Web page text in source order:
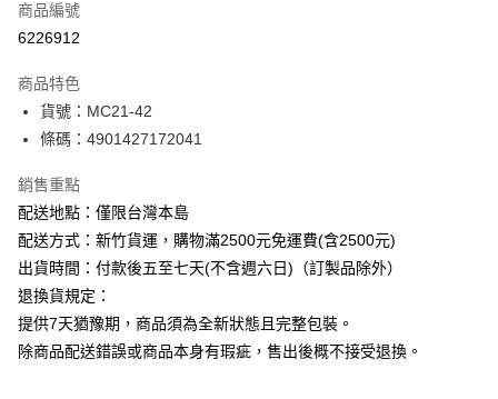
Apple Pay
悠遊付
ATM付款
運送方式
下單前請先詢問庫存
每筆NT$130，滿NT$2,500(含以上)免運費
商品編號
6226912
商品特色
貨號：MC21-42
條碼：4901427172041
銷售重點
配送地點：僅限台灣本島
配送方式：新竹貨運，購物滿2500元免運費(含2500元)
出貨時間：付款後五至七天(不含週六日)（訂製品除外）
退換貨規定：
提供7天猶豫期，商品須為全新狀態且完整包裝。
除商品配送錯誤或商品本身有瑕疵，售出後概不接受退換。